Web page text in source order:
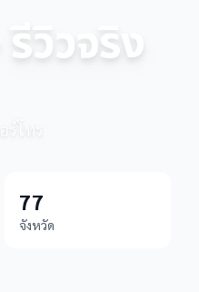
วิวจริง
โทร
77
จังหวัด